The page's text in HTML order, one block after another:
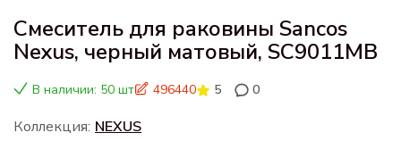
Смеситель для раковины Sancos
Nexus, черный матовый, SC9011MB
В наличии: 50 шт 496440 5 0
Коллекция: NEXUS